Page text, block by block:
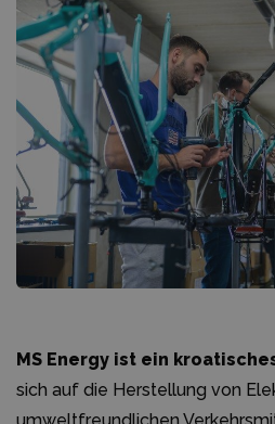
MS Energy ist ein
sich auf die Herstellung von